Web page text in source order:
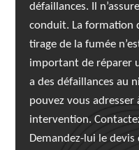
défaillances. Il
conduit. La formation
tirage de la fumée
important de réparer
a des défaillances au
pouvez vous adresser
intervention.
Demandez-lui le